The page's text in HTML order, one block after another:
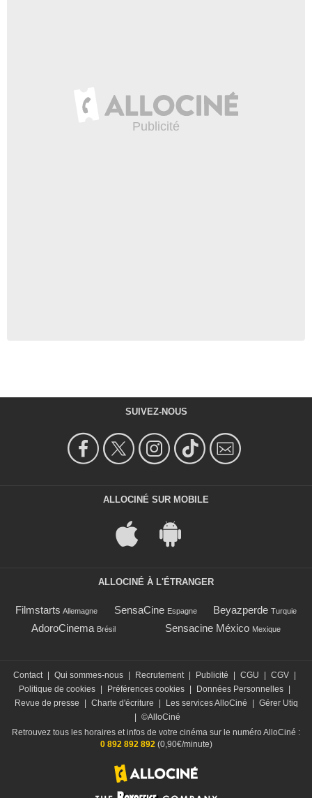
SUIVEZ-NOUS
ALLOCINÉ SUR MOBILE
ALLOCINÉ À L'ÉTRANGER
Filmstarts Allemagne SensaCine Espagne Beyazperde Turquie
AdoroCinema Brésil Sensacine México Mexique
Contact Qui sommes-nous Recrutement Publicité CGU CGV
Politique de cookies
Préférences cookies Données Personnelles
Revue de presse
Charte d'écriture Les services AlloCiné
Gérer Utiq
©AlloCiné
Retrouvez tous les horaires et infos de votre cinéma sur le numéro AlloCiné :
0 892 892 892(0,90€/minute)